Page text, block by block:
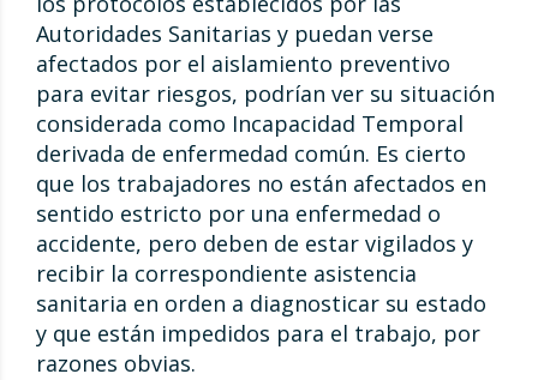
Autoridades Sanitarias y puedan verse
afectados por el aislamiento preventivo
para evitar riesgos, podrían ver su situación
considerada como Incapacidad Temporal
derivada de enfermedad común. Es cierto
que los trabajadores no están afectados en
sentido estricto por una enfermedad o
accidente, pero deben de estar vigilados y
recibir la correspondiente asistencia
sanitaria en orden a diagnosticar su estado
y que están impedidos para el trabajo, por
razones obvias.